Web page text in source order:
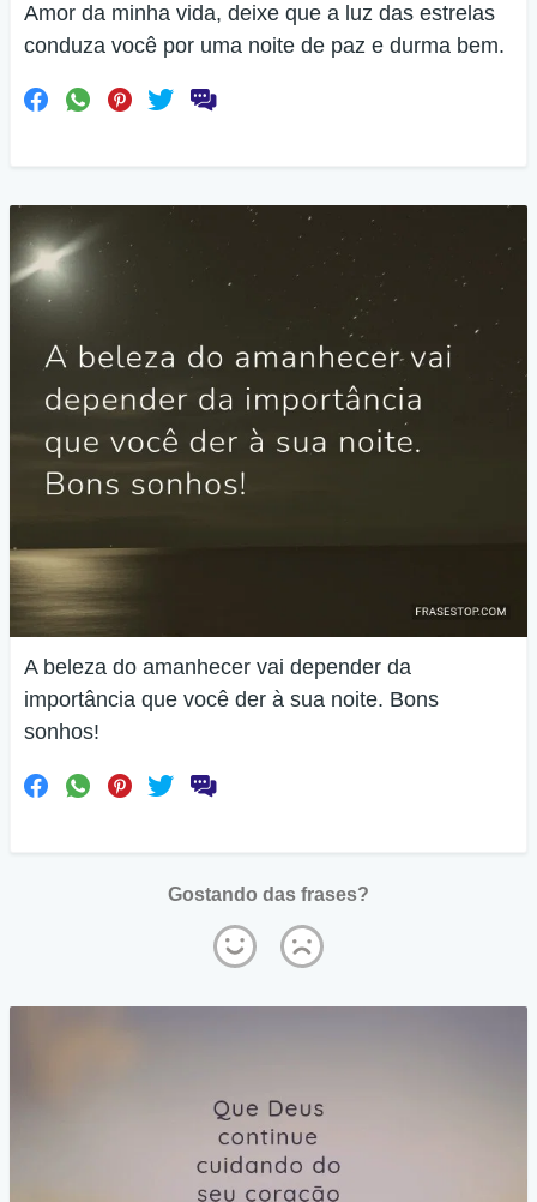
Amor da minha vida, deixe que a luz das estrelas
conduza você por uma noite de paz e durma bem.
A beleza do amanhecer vai depender da
importância que você der à sua noite. Bons
sonhos!
Gostando das frases?